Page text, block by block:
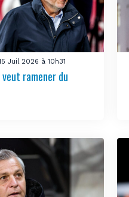
Juil 2026 à 10h31
veut ramener du